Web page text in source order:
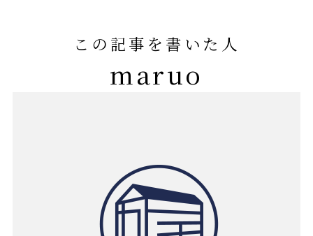
この記事を書いた人
maruo